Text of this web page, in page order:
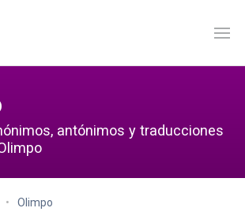
antónimos y traducciones
Olimpo